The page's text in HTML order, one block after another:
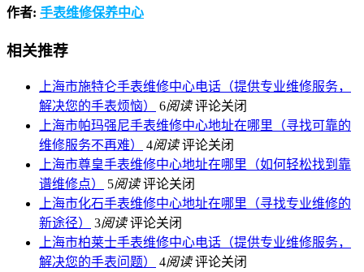
作者: 手表维修保养中心
相关推荐
上海市施特仑手表维修中心电话（提供专业维修服务，
解决您的手表烦恼）
6阅读 评论关闭
上海市帕玛强尼手表维修中心地址在哪里（寻找可靠的
维修服务不再难）
4阅读 评论关闭
上海市尊皇手表维修中心地址在哪里（如何轻松找到靠
谱维修点）
5阅读 评论关闭
上海市化石手表维修中心地址在哪里（寻找专业维修的
新途径）
3阅读 评论关闭
上海市柏莱士手表维修中心电话（提供专业维修服务，
解决您的手表问题）
4阅读 评论关闭